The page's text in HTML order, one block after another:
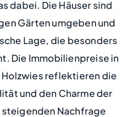
dabei. Die Häuser sind
Gärten umgeben und
Lage, die besonders
Die Immobilienpreise in
reflektieren die
und den Charme der
steigenden Nachfrage